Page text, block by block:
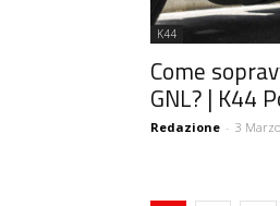
K44
Come
GNL? | K44
Redazione - 3